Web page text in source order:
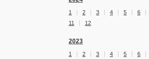
1 2 3 4 5 6
11
12
2023
1 2 3 4 5 6